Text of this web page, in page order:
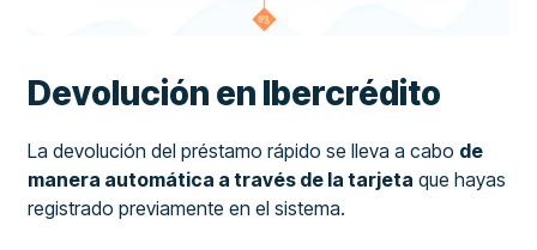
Devolución en Ibercrédito
La devolución del préstamo rápido se lleva a cabo de
manera automática a través de la tarjeta que hayas
registrado previamente en el sistema.